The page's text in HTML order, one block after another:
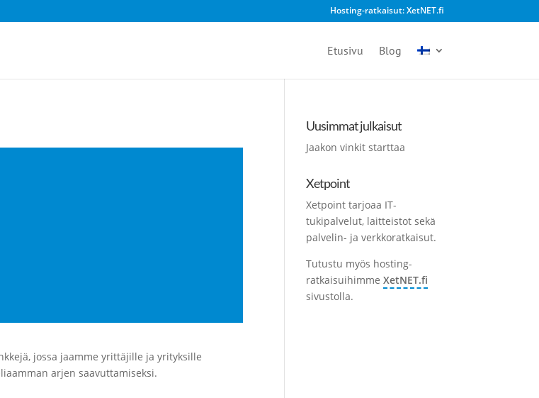
Hosting-ratkaisut: XetNET.fi
Etusivu Blog
jossa jaamme yrittäjille ja yrityksille
arjen saavuttamiseksi.
Uusimmat julkaisut
Jaakon vinkit starttaa
Xetpoint
Xetpoint tarjoaa IT-
tukipalvelut, laitteistot sekä
palvelin- ja verkkoratkaisut.
Tutustu myös hosting-
ratkaisuihimmeXetNET.fi
sivustolla.